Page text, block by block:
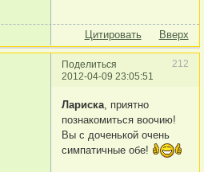
Цитировать Вверх
Поделиться
212
2012-04-09 23:05:51
Лариска , приятно
познакомиться воочию!
Вы с доченькой очень
симпатичные обе!